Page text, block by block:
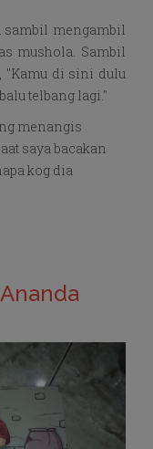
sambil mengambil
mushola. Sambil
"Kamu di sini dulu
telbang lagi."
menangis
saya bacakan
kog dia